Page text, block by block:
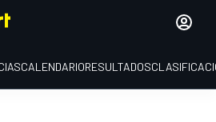
CALENDARIORESULTADOS